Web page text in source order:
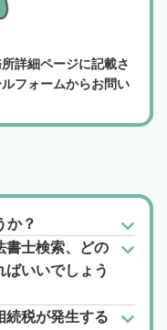
詳細ページに記載さ
フォームからお問い
か？
書士検索、どの
いいでしょう
続税が発生する